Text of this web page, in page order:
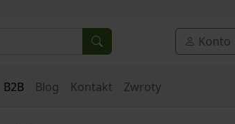
Konto
B2B Blog Kontakt Zwroty